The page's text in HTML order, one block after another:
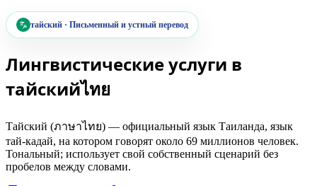
тайский · Письменный и устный перевод
Лингвистические услуги в
тайскийไทย
Тайский (ภาษาไทย) — официальный язык Таиланда, язык
тай-кадай, на котором говорят около 69 миллионов человек.
Тональный; использует свой собственный сценарий без
пробелов между словами.